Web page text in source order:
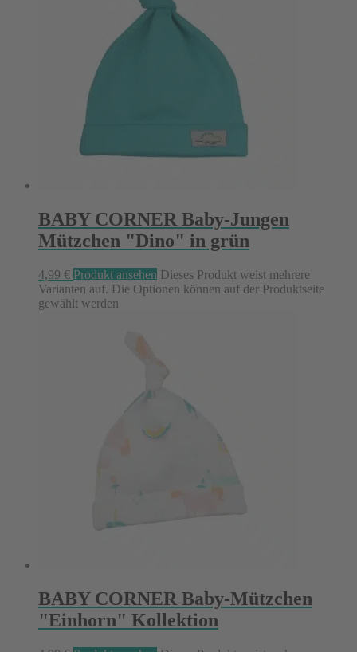
BABY CORNER Baby-Jungen
Mützchen "Dino" in grün
4,99 € Produkt ansehen Dieses Produkt weist mehrere
Varianten auf. Die Optionen können auf der Produktseite
gewählt werden
BABY CORNER Baby-Mützchen
"Einhorn" Kollektion